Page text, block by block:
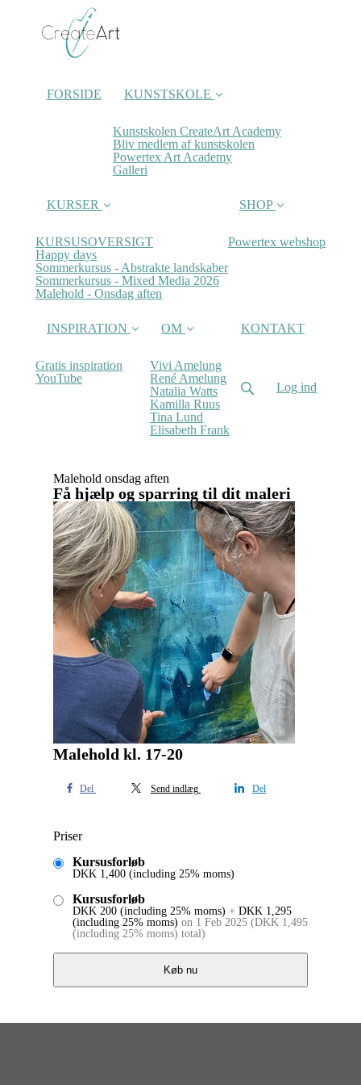
FORSIDE KUNSTSKOLE
Kunstskolen CreateArt Academy
Bliv medlem af kunstskolen
Powertex Art Academy
Galleri
KURSER
KURSUSOVERSIGT
Happy days
Sommerkursus - Abstrakte landskaber
Sommerkursus - Mixed Media 2026
Malehold - Onsdag aften
SHOP
Powertex webshop
INSPIRATION
Gratis inspiration
YouTube
OM
Vivi Amelung
René Amelung
Natalia Watts
Kamilla Ruus
Tina Lund
Elisabeth Frank
KONTAKT
Log ind
Malehold onsdag aften
Få hjælp og sparring til dit maleri
Malehold kl. 17-20
Del Send indlæg Del
Priser
Kursusforløb
DKK 1,400 (including 25% moms)
Kursusforløb
DKK 200 (including 25% moms) + DKK 1,295
(including 25% moms) on 1 Feb 2025 (DKK 1,495
(including 25% moms) total)
Køb nu